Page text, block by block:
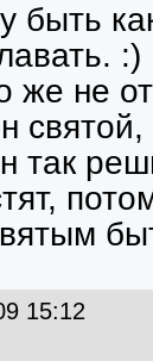
быть
же не
так
15:12